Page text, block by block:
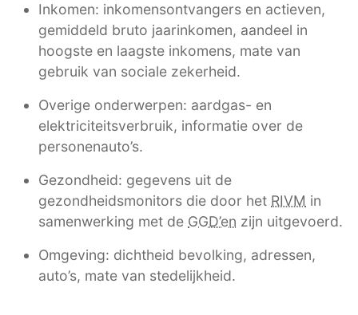
Inkomen: inkomensontvangers en actieven,
gemiddeld bruto jaarinkomen, aandeel in
hoogste en laagste inkomens, mate van
gebruik van sociale zekerheid.
Overige onderwerpen: aardgas- en
elektriciteitsverbruik, informatie over de
personenauto’s.
Gezondheid: gegevens uit de
gezondheidsmonitors die door het RIVM in
samenwerking met de GGD’en zijn uitgevoerd.
Omgeving: dichtheid bevolking, adressen,
auto’s, mate van stedelijkheid.